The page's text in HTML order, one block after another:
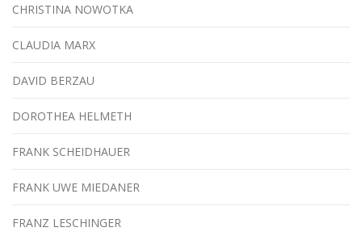
CHRISTINA NOWOTKA
CLAUDIA MARX
DAVID BERZAU
DOROTHEA HELMETH
FRANK SCHEIDHAUER
FRANK UWE MIEDANER
FRANZ LESCHINGER